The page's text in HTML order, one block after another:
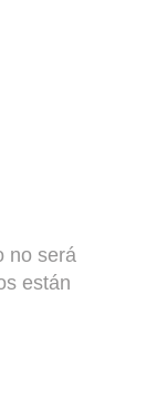
no será
están